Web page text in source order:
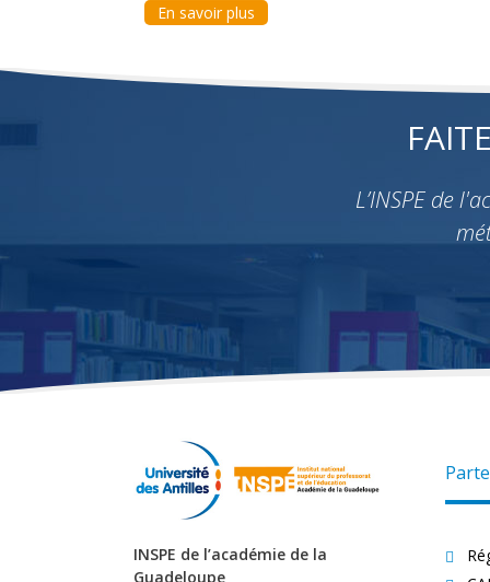
En savoir plus
L’INSPE de
INSPE de l’académie de la
Guadeloupe